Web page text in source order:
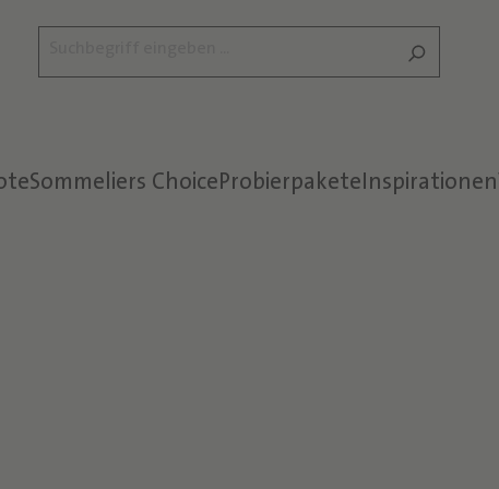
Sommeliers ChoiceProbierpaketeInspirationen